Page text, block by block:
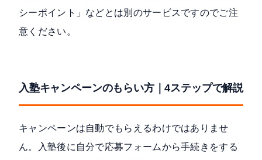
シーポイント」などとは別のサービスですのでご注
意ください。
入塾キャンペーンのもらい方｜4ステップで解説
キャンペーンは自動でもらえるわけではありませ
ん。入塾後に自分で応募フォームから手続きをする